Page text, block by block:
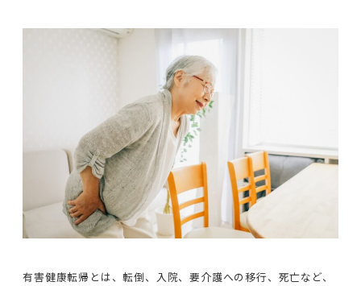
有害健康転帰とは、転倒、入院、要介護への移行、死亡など、